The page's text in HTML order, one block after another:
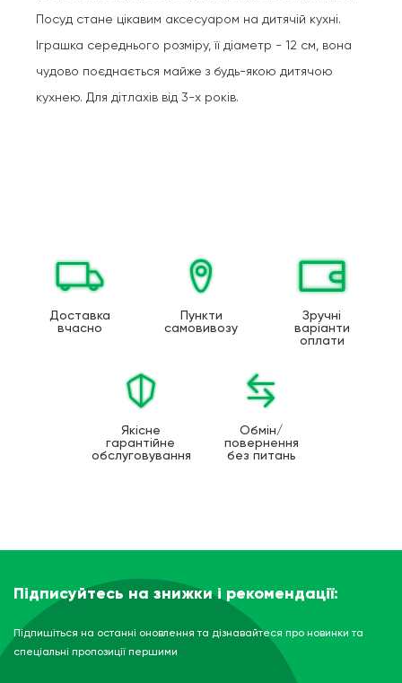
Посуд стане цікавим аксесуаром на дитячій кухні.
Іграшка середнього розміру, її діаметр - 12 см, вона
чудово поєднається майже з будь-якою дитячою
кухнею. Для дітлахів від 3-х років.
Доставка
вчасно
Пункти
самовивозу
Зручні
варіанти
оплати
Якісне
гарантійне
обслуговування
Обмін/
повернення
без питань
Підписуйтесь на знижки і рекомендації:
Підпишіться на останні оновлення та дізнавайтеся про новинки та
спеціальні пропозиції першими